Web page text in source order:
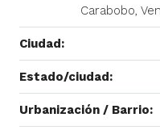
Carabobo,
Ciudad:
Estado/ciudad:
Urbanización / Barrio: